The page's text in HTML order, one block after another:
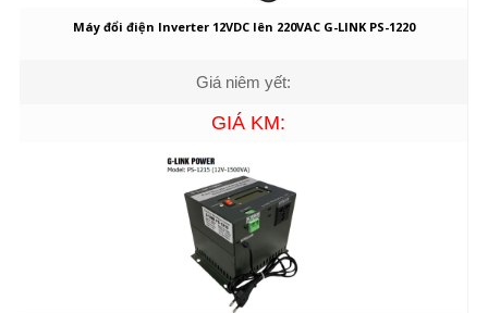
Máy đổi điện Inverter 12VDC lên 220VAC G-LINK PS-1220
Giá niêm yết:
GIÁ KM: